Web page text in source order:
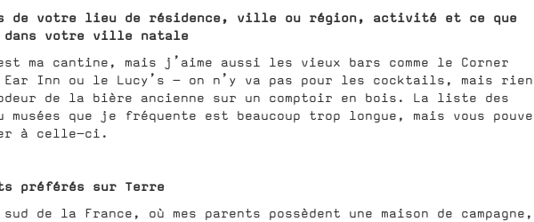
de votre lieu de résidence, ville ou région, activité et ce que
dans votre ville natale
ma cantine, mais j’aime aussi les vieux bars comme le Corner
Inn ou le Lucy’s — on n’y va pas pour les cocktails, mais rien
de la bière ancienne sur un comptoir en bois. La liste des
musées que je fréquente est beaucoup trop longue, mais vous
à celle-ci.
préférés sur Terre
de la France, où mes parents possèdent une maison de campagne,